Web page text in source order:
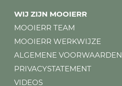
WIJ ZIJN MOOIERR
MOOIERR TEAM
MOOIERR WERKWIJZE
ALGEMENE VOORWAARDEN
PRIVACYSTATEMENT
VIDEOS